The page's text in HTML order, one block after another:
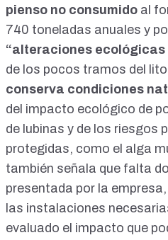
pienso no consumido al
740 toneladas anuales y
“alteraciones
de los pocos tramos del
conserva condiciones
del impacto ecológico de
de lubinas y de los riesgos
protegidas, como el alga
también señala que falta
presentada por la
las instalaciones
evaluado el impacto que